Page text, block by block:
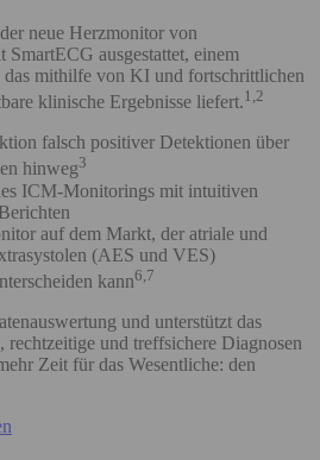
neue Herzmonitor von
ausgestattet, einem
das mithilfe von KI und fortschrittlichen
klinische Ergebnisse liefert.1,2
falsch positiver Detektionen über
hinweg3
ICM-Monitorings mit intuitiven
auf dem Markt, der atriale und
(AES und VES)
kann6,7
und unterstützt das
und treffsichere Diagnosen
Zeit für das Wesentliche: den